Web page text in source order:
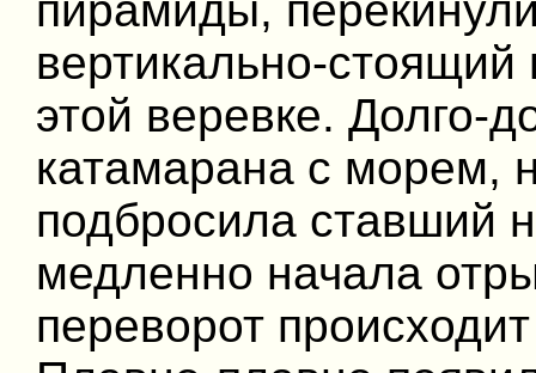
вертикально-
этой веревке. Долго-
катамарана с морем,
подбросила ставший
медленно начала
переворот